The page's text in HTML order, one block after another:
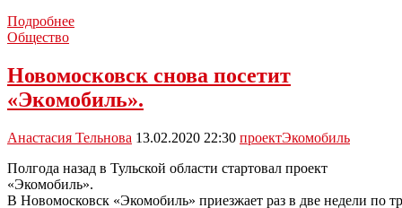
ПодробнееВ
молодежь
Общество
Новомосковск снова посетит
«Экомобиль».
Анастасия Тельнова 13.02.2020 22:30 проектЭкомобиль
Полгода назад в Тульской области стартовал проект
«Экомобиль».
В Новомосковск «Экомобиль» приезжает раз в две недели по